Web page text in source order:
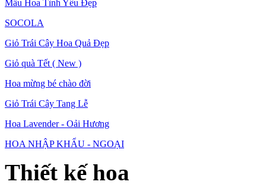
Mẫu Hoa Tình Yêu Đẹp
SOCOLA
Giỏ Trái Cây Hoa Quả Đẹp
Giỏ quà Tết ( New )
Hoa mừng bé chào đời
Giỏ Trái Cây Tang Lễ
Hoa Lavender - Oải Hương
HOA NHẬP KHẨU - NGOẠI
Thiết kế hoa